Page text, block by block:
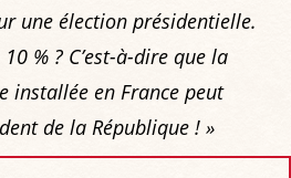
une élection présidentielle.
10 % ? C’est-à-dire que la
installée en France peut
de la République ! »